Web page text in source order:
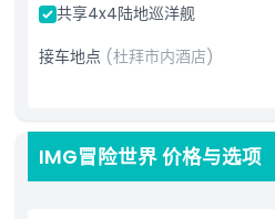
营业时间
位置
共享4x4陆地巡洋舰
接车地点 (杜拜市内酒店)
IMG冒险世界 价格与选项